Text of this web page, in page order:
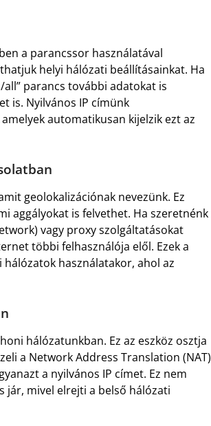
a parancssor használatával
helyi hálózati beállításainkat. Ha
parancs további adatokat is
is. Nyilvános IP címünk
automatikusan kijelzik ezt az
geolokalizációnak nevezünk. Ez
aggályokat is felvethet. Ha szeretnénk
vagy proxy szolgáltatásokat
többi felhasználója elől. Ezek a
használatakor, ahol az
hálózatunkban. Ez az eszköz osztja
a Network Address Translation (NAT)
a nyilvános IP címet. Ez nem
jár, mivel elrejti a belső hálózati